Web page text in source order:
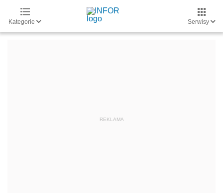
Kategorie Serwisy